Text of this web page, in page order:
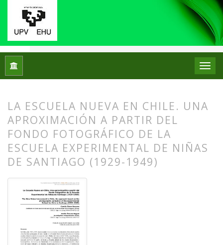
Inicio
LA ESCUELA NUEVA EN CHILE. UNA
APROXIMACIÓN A PARTIR DEL
FONDO FOTOGRÁFICO DE LA
ESCUELA EXPERIMENTAL DE NIÑAS
DE SANTIAGO (1929-1949)